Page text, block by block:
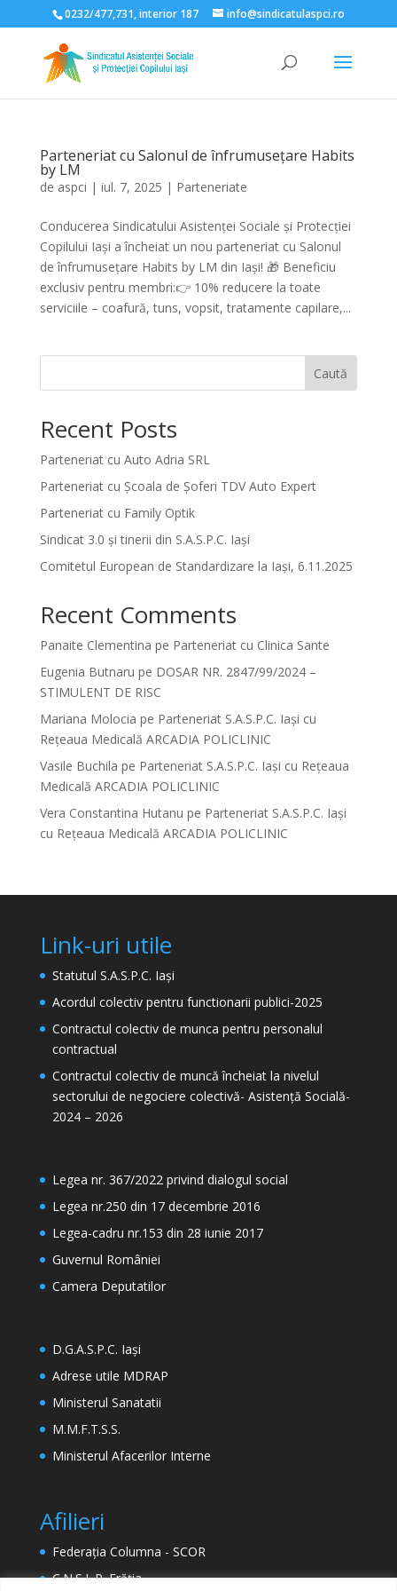
Deschide bara de unelte
0232/477,731, interior 187 info@sindicatulaspci.ro
Parteneriat cu Salonul de înfrumusețare Habits
by LM
de aspci | iul. 7, 2025 | Parteneriate
Conducerea Sindicatului Asistenței Sociale și Protecției
Copilului Iași a încheiat un nou parteneriat cu Salonul
de înfrumusețare Habits by LM din Iași! 🎁 Beneficiu
exclusiv pentru membri:👉 10% reducere la toate
serviciile – coafură, tuns, vopsit, tratamente capilare,...
Caută
Recent Posts
Parteneriat cu Auto Adria SRL
Parteneriat cu Școala de Șoferi TDV Auto Expert
Parteneriat cu Family Optik
Sindicat 3.0 și tinerii din S.A.S.P.C. Iași
Comitetul European de Standardizare la Iași, 6.11.2025
Recent Comments
Panaite Clementina pe Parteneriat cu Clinica Sante
Eugenia Butnaru pe DOSAR NR. 2847/99/2024 –
STIMULENT DE RISC
Mariana Molocia pe Parteneriat S.A.S.P.C. Iași cu
Rețeaua Medicală ARCADIA POLICLINIC
Vasile Buchila pe Parteneriat S.A.S.P.C. Iași cu Rețeaua
Medicală ARCADIA POLICLINIC
Vera Constantina Hutanu pe Parteneriat S.A.S.P.C. Iași
cu Rețeaua Medicală ARCADIA POLICLINIC
Link-uri utile
Statutul S.A.S.P.C. Iași
Acordul colectiv pentru functionarii publici-2025
Contractul colectiv de munca pentru personalul
contractual
Contractul colectiv de muncă încheiat la nivelul
sectorului de negociere colectivă- Asistență Socială-
2024 – 2026
Legea nr. 367/2022 privind dialogul social
Legea nr.250 din 17 decembrie 2016
Legea-cadru nr.153 din 28 iunie 2017
Guvernul României
Camera Deputatilor
D.G.A.S.P.C. Iași
Adrese utile MDRAP
Ministerul Sanatatii
M.M.F.T.S.S.
Ministerul Afacerilor Interne
Afilieri
Federația Columna - SCOR
C.N.S.L.R. Frăția